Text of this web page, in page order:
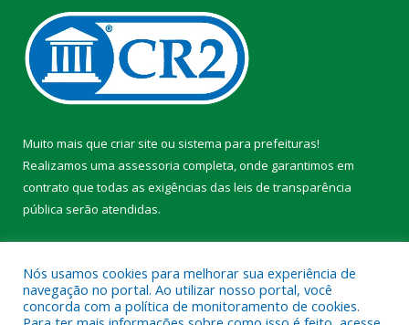
Muito mais que criar site ou sistema para prefeituras!
Realizamos uma assessoria completa, onde garantimos em
contrato que todas as exigências das leis de transparência
pública serão atendidas.
Nós usamos cookies para melhorar sua experiência de
navegação no portal. Ao utilizar nosso portal, você
concorda com a política de monitoramento de cookies.